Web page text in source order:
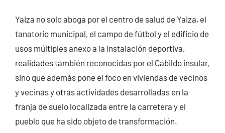
Yaiza no solo aboga por el centro de salud de Yaiza, el
tanatorio municipal, el campo de fútbol y el edificio de
usos múltiples anexo a la instalación deportiva,
realidades también reconocidas por el Cabildo insular,
sino que además pone el foco en viviendas de vecinos
y vecinas y otras actividades desarrolladas en la
franja de suelo localizada entre la carretera y el
pueblo que ha sido objeto de transformación.